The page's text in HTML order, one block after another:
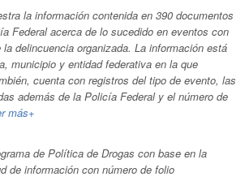
la información contenida en 390 documentos
Federal acerca de lo sucedido en eventos con
delincuencia organizada. La información está
municipio y entidad federativa en la que
cuenta con registros del tipo de evento, las
además de la Policía Federal y el número de
más+
de Política de Drogas con base en la
de información con número de folio